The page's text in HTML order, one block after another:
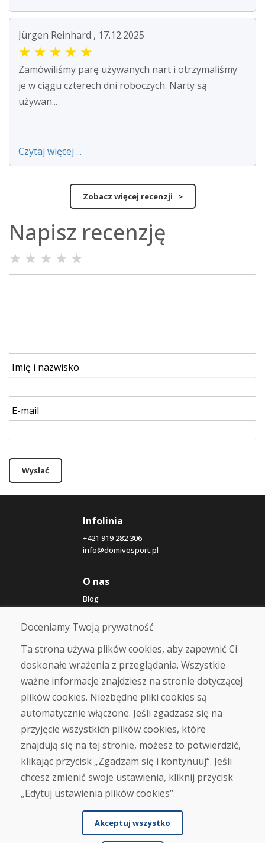
Jürgen Reinhard , 17.12.2025
★ ★ ★ ★ ★
Zamówiliśmy parę używanych nart i otrzymaliśmy
je w ciągu czterech dni roboczych. Narty są
używan...
Czytaj więcej ...
Zobacz więcej recenzji >
Napisz recenzję
★ ★ ★ ★ ★
Imię i nazwisko
E-mail
Wysłać
Infolinia
+421 919 282 306
info@domivosport.pl
O nas
Blog
O nas
Sklep
Kontakt
Zakup
Sklep internetowy
Warunki handlowe
Transport
Zapłata
Skarga
Zwrot i wymiana towaru
Ochrona danych osobowych
Cookies
Doceniamy Twoją prywatność
Ta strona używa plików cookies, aby zapewnić Ci
doskonałe wrażenia z przeglądania. Wszystkie
ważne informacje znajdziesz na stronie dotyczącej
plików cookies. Niezbędne pliki cookies są
automatycznie włączone. Jeśli zgadzasz się na
przyjęcie wszystkich plików cookies, które
znajdują się na tej stronie, możesz to potwierdzić,
klikając przycisk „Zgadzam się i kontynuuj“. Jeśli
chcesz zmienić swoje ustawienia, kliknij przycisk
„Edytuj ustawienia plików cookies“.
Akceptuj wszystko